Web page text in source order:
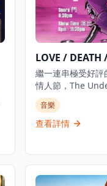
LOVE / DEATH
繼一連串極受好
情人節，The
一個關於「愛與死
音樂愛好者帶來難
因為愛而心動，還
這是一個獨特的音
音樂
查看詳情